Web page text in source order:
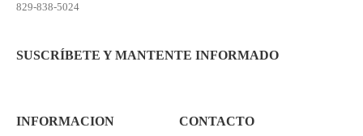
829-838-5024
SUSCRÍBETE Y MANTENTE INFORMADO
INFORMACION CONTACTO